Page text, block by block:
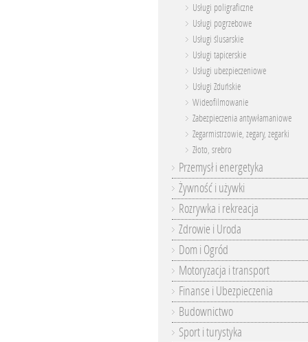
Usługi poligraficzne
Usługi pogrzebowe
Usługi ślusarskie
Usługi tapicerskie
Usługi ubezpieczeniowe
Usługi Zduńskie
Wideofilmowanie
Zabezpieczenia antywłamaniowe
Zegarmistrzowie, zegary, zegarki
Złoto, srebro
Przemysł i energetyka
Żywność i używki
Rozrywka i rekreacja
Zdrowie i Uroda
Dom i Ogród
Motoryzacja i transport
Finanse i Ubezpieczenia
Budownictwo
Sport i turystyka